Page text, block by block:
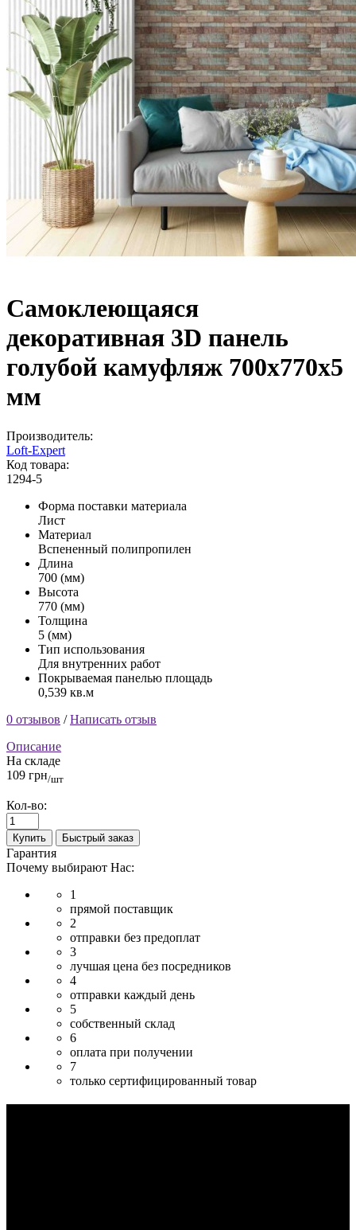
Самоклеющаяся
декоративная 3D панель
голубой камуфляж 700x770x5
мм
Производитель:
Loft-Expert
Код товара:
1294-5
Форма поставки материала
Лист
Материал
Вспененный полипропилен
Длина
700 (мм)
Высота
770 (мм)
Толщина
5 (мм)
Тип использования
Для внутренних работ
Покрываемая панелью площадь
0,539 кв.м
0 отзывов /Написать отзыв
Описание
На складе
109 грн/шт
Кол-во:
Купить Быстрый заказ
Гарантия
Почему выбирают Нас:
1
прямой поставщик
2
отправки без предоплат
3
лучшая цена без посредников
4
отправки каждый день
5
собственный склад
6
оплата при получении
7
только сертифицированный товар